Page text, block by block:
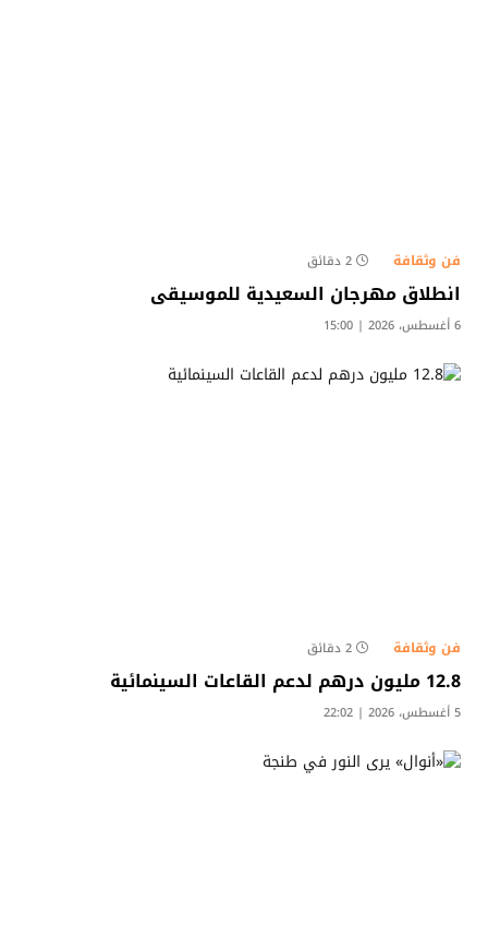
فن وثقافة 2 دقائق
انطلاق مهرجان السعيدية للموسيقى
6 أغسطس، 2026 | 15:00
فن وثقافة 2 دقائق
12.8 مليون درهم لدعم القاعات السينمائية
5 أغسطس، 2026 | 22:02